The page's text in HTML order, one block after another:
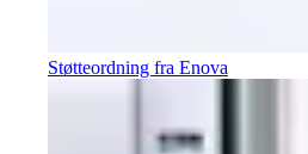
Støtteordning fra Enova